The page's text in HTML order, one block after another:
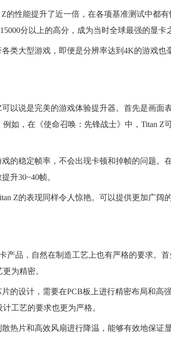
Z的性能提升了近一倍，在各项基准测试中都
分以上的高分，成为当时全球最强的显卡
类大型游戏，即便是分辨率达到4K的游戏也
以说是完美的游戏体验提升器。首先是画面
如，在《使命召唤：先锋战士》中，Titan Z
的稳定帧率，不会出现卡顿和掉帧的问题。
升30~40帧。
Z的表现同样令人惊艳。可以提供更加广阔
产品，自然在制造工艺上也有严格的要求。首
为精密。
的设计，需要在PCB板上进行精密布局和高
工艺的要求也更为严格。
热片和高效风扇进行降温，能够有效地保证